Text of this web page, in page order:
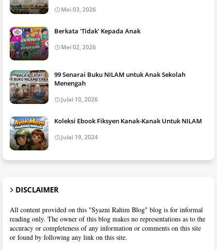
Mei 03, 2026
Berkata 'Tidak' Kepada Anak
Mei 02, 2026
99 Senarai Buku NILAM untuk Anak Sekolah
Menengah
Julai 10, 2026
Koleksi Ebook Fiksyen Kanak-Kanak Untuk NILAM
Julai 19, 2024
DISCLAIMER
All content provided on this "Syazni Rahim Blog" blog is for informal
reading only. The owner of this blog makes no representations as to the
accuracy or completeness of any information or comments on this site
or found by following any link on this site.